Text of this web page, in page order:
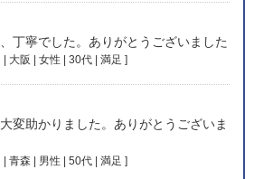
丁寧でした。ありがとうございました
大阪 | 女性 | 30代 | 満足 ]
変助かりました。ありがとうございま
青森 | 男性 | 50代 | 満足 ]